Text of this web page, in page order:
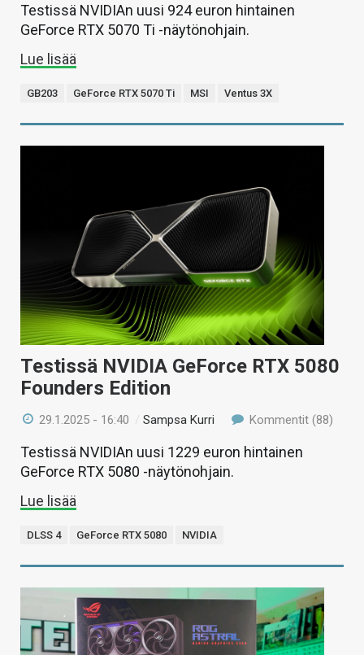
Testissä NVIDIAn uusi 924 euron hintainen
GeForce RTX 5070 Ti -näytönohjain.
Lue lisää
GB203 GeForce RTX 5070 Ti MSI Ventus 3X
Testissä NVIDIA GeForce RTX 5080
Founders Edition
29.1.2025 - 16:40 /Sampsa Kurri Kommentit (88)
Testissä NVIDIAn uusi 1229 euron hintainen
GeForce RTX 5080 -näytönohjain.
Lue lisää
DLSS 4 GeForce RTX 5080 NVIDIA